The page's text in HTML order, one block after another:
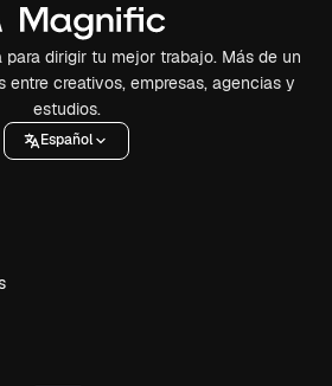
dirigir tu mejor trabajo. Más de un
entre creativos, empresas, agencias y
estudios.
Español